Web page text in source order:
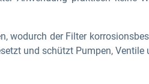
, wodurch der Filter
und schützt Pumpen,